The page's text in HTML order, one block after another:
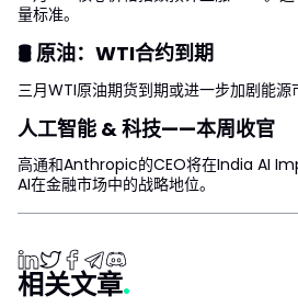
量标准。
🛢 原油：WTI合约到期
三月WTI原油期货到期或进一步加剧能源
人工智能 & 科技——本周收官
高通和Anthropic的CEO将在India AI
AI在金融市场中的战略地位。
相关文章